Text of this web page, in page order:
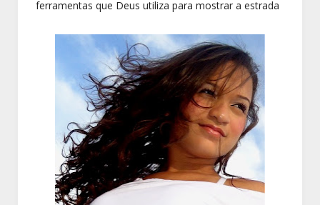
ferramentas que Deus utiliza para mostrar a estrada